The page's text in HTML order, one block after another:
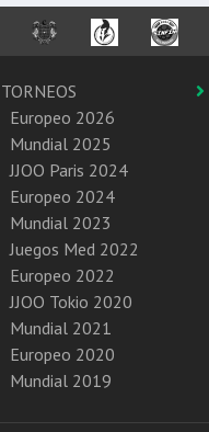
TORNEOS
Europeo 2026
Mundial 2025
JJOO Paris 2024
Europeo 2024
Mundial 2023
Juegos Med 2022
Europeo 2022
JJOO Tokio 2020
Mundial 2021
Europeo 2020
Mundial 2019